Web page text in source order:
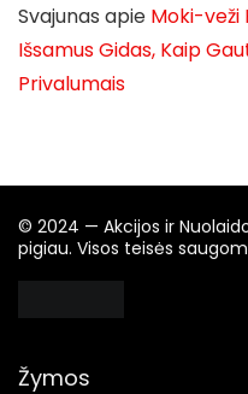
Svajunas apie Moki-veži
Išsamus Gidas, Kaip
Privalumais
© 2024 — Akcijos ir
pigiau. Visos teisės
Žymos